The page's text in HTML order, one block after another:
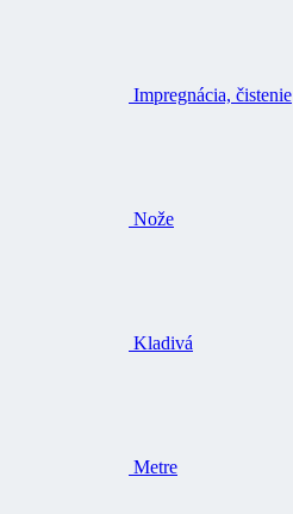
Impregnácia, čistenie
Nože
Kladivá
Metre